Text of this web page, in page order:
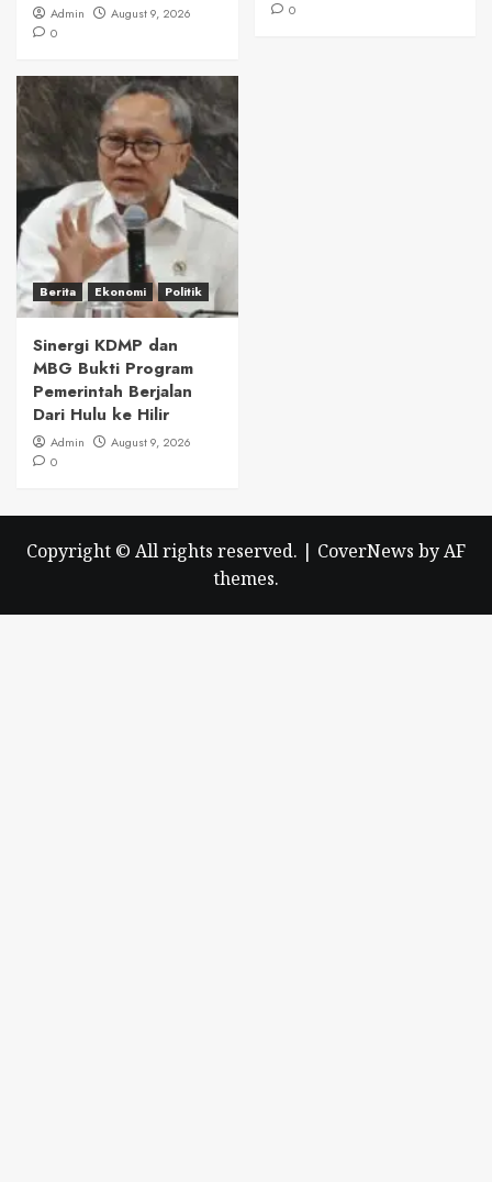
Admin
August 9, 2026
0
0
Berita Ekonomi Politik
Sinergi KDMP dan
MBG Bukti Program
Pemerintah Berjalan
Dari Hulu ke Hilir
Admin
August 9, 2026
0
Copyright © All rights reserved. | CoverNews by AF
themes.